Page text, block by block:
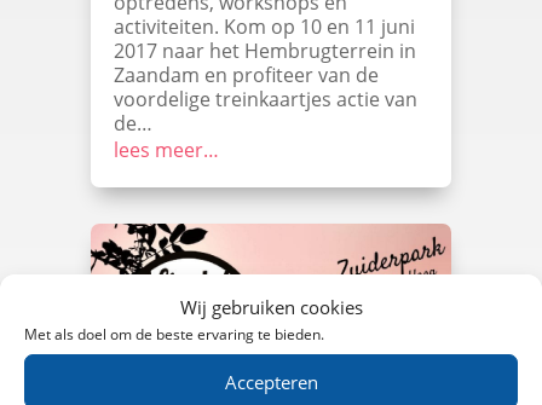
Wij gebruiken cookies
Met als doel om de beste ervaring te bieden.
Accepteren
activiteiten. Kom op 10 en 11 juni
2017 naar het Hembrugterrein in
Zaandam en profiteer van de
voordelige treinkaartjes actie van
de…
lees meer…